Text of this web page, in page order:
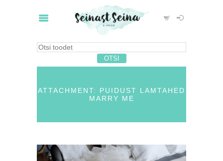
ATTACHMENT: PUIDUST LAMTAHED
MARRY ME